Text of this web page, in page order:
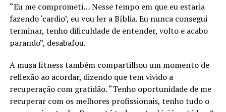
“Eu me comprometi… Nesse tempo em que eu estaria
fazendo ‘cardio’, eu vou ler a Bíblia. Eu nunca consegui
terminar, tenho dificuldade de entender, volto e acabo
parando”, desabafou.
A musa fitness também compartilhou um momento de
reflexão ao acordar, dizendo que tem vivido a
recuperação com gratidão. “Tenho oportunidade de me
recuperar com os melhores profissionais, tenho tudo o